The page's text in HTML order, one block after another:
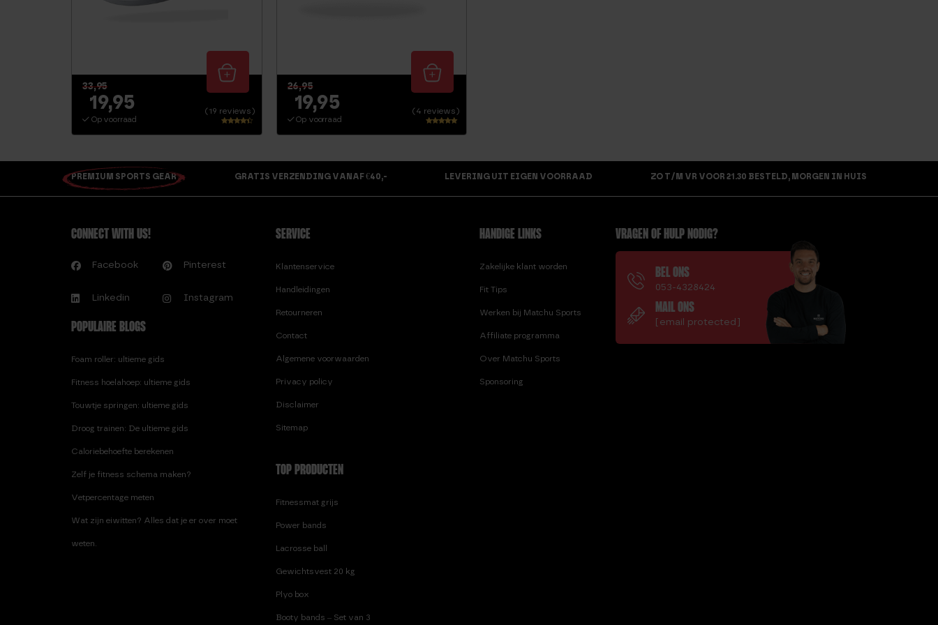
(19 reviews)
33,95
19,95
Op voorraad
(4 reviews)
26,95
19,95
Op voorraad
PREMIUM SPORTS GEAR GRATIS VERZENDING VANAF €40,- LEVERING UIT EIGEN VOORRAAD ZO T/M VR VOOR 21.30 BESTELD, MORGEN IN HUIS
CONNECT WITH US!
Facebook Pinterest
Linkedin Instagram
POPULAIRE BLOGS
Foam roller: ultieme gids
Fitness hoelahoep: ultieme gids
Touwtje springen: ultieme gids
Droog trainen: De ultieme gids
Caloriebehoefte berekenen
Zelf je fitness schema maken?
Vetpercentage meten
Wat zijn eiwitten? Alles dat je er over moet
weten.
SERVICE
Klantenservice
Handleidingen
Retourneren
Contact
Algemene voorwaarden
Privacy policy
Disclaimer
Sitemap
TOP PRODUCTEN
Fitnessmat grijs
Power bands
Lacrosse ball
Gewichtsvest 20 kg
Plyo box
Booty bands – Set van 3
HANDIGE LINKS
Zakelijke klant worden
Fit Tips
Werken bij Matchu Sports
Affiliate programma
Over Matchu Sports
Sponsoring
VRAGEN OF HULP NODIG?
BEL ONS
053-4328424
MAIL ONS
[email protected]